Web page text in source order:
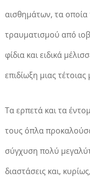
αισθημάτων, τα
τραυματισμού από
φίδια και ειδικά
επιδίωξη μιας
Τα ερπετά και τα
τους όπλα
σύγχυση πολύ
διαστάσεις και,